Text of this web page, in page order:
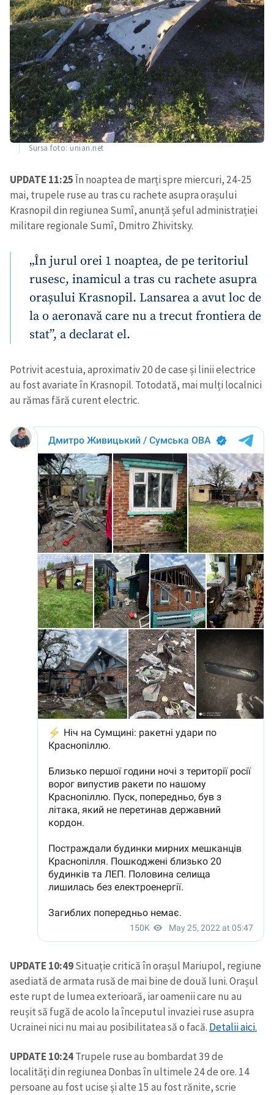
Sursa foto: unian.net
UPDATE 11:25În noaptea de marți spre miercuri, 24-25
mai, trupele ruse au tras cu rachete asupra orașului
Krasnopil din regiunea Sumî, anunță șeful administrației
militare regionale Sumî, Dmitro Zhivitsky.
„În jurul orei 1 noaptea, de pe teritoriul
rusesc, inamicul a tras cu rachete asupra
orașului Krasnopil. Lansarea a avut loc de
la o aeronavă care nu a trecut frontiera de
stat”, a declarat el.
Potrivit acestuia, aproximativ 20 de case și linii electrice
au fost avariate în Krasnopil. Totodată, mai mulți localnici
au rămas fără curent electric.
UPDATE 10:49Situație critică în orașul Mariupol, regiune
asediată de armata rusă de mai bine de două luni. Orașul
este rupt de lumea exterioară, iar oamenii care nu au
reușit să fugă de acolo la începutul invaziei ruse asupra
Ucrainei nici nu mai au posibilitatea să o facă. Detalii aici.
UPDATE 10:24Trupele ruse au bombardat 39 de
localități din regiunea Donbas în ultimele 24 de ore. 14
persoane au fost ucise și alte 15 au fost rănite, scrie